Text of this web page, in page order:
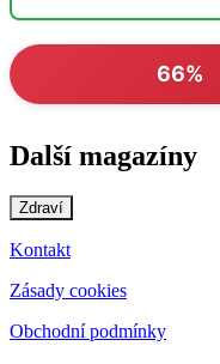
66%
Další magazíny
Zdraví
Kontakt
Zásady cookies
Obchodní podmínky